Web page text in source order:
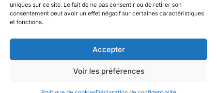
uniques sur ce site. Le fait de ne pas consentir ou de retirer son
consentement peut avoir un effet négatif sur certaines caractéristiques
et fonctions.
Accepter
Voir les préférences
Standard : +33(0)1 69 88 16 16